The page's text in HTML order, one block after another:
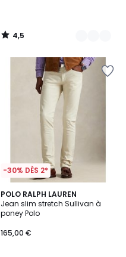
4,5
/
-30% DÈS 2*
POLO RALPH LAUREN
Jean slim stretch Sullivan à
poney Polo
165,00 €